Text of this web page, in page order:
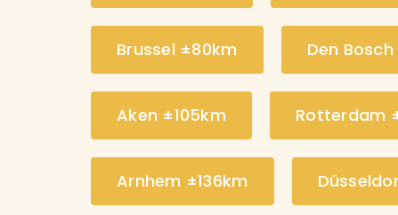
Brussel ±80km Den
Aken ±105km Rotterdam
Arnhem ±136km